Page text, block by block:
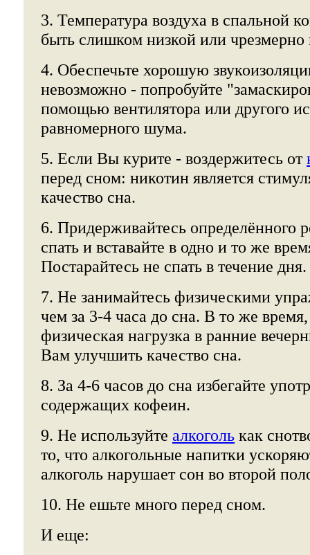
3. Температура воздуха в спальной
быть слишком низкой или чрезмерно
4. Обеспечьте хорошую
невозможно - попробуйте
помощью вентилятора или другого
равномерного шума.
5. Если Вы курите - воздержитесь от
перед сном: никотин является
качество сна.
6. Придерживайтесь определённого
спать и вставайте в одно и то же
Постарайтесь не спать в течение дня.
7. Не занимайтесь физическими
чем за 3-4 часа до сна. В то же
физическая нагрузка в ранние
Вам улучшить качество сна.
8. За 4-6 часов до сна избегайте
содержащих кофеин.
9. Не используйте алкоголь как
то, что алкогольные напитки
алкоголь нарушает сон во второй
10. Не ешьте много перед сном.
И еще: